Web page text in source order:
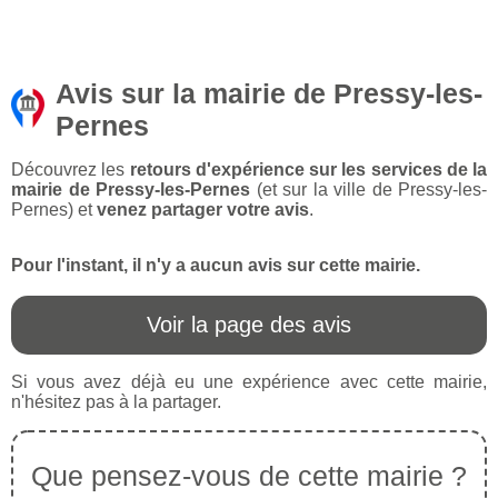
Avis sur la mairie de Pressy-les-
Pernes
Découvrez les retours d'expérience sur les services de la
mairie de Pressy-les-Pernes (et sur la ville de Pressy-les-
Pernes) etvenez partager votre avis.
Pour l'instant, il n'y a aucun avis sur cette mairie.
Voir la page des avis
Si vous avez déjà eu une expérience avec cette mairie,
n'hésitez pas à la partager.
Que pensez-vous de cette mairie ?